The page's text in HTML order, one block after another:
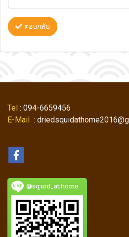
ตอบกลับ
Tel : 094-6659456
E-Mail :
@squid_athome